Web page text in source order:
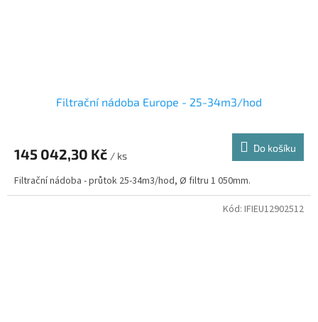
Filtrační nádoba Europe - 25-34m3/hod
145 042,30 Kč / ks
Do košíku
Filtrační nádoba - průtok 25-34m3/hod, Ø filtru 1 050mm.
Kód: IFIEU12902512